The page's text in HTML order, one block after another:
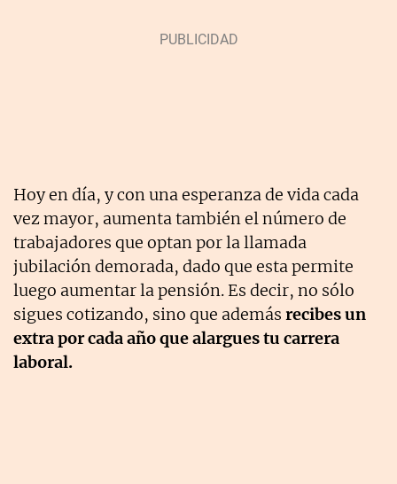
Hoy en día, y con una esperanza de vida cada
vez mayor, aumenta también el número de
trabajadores que optan por la llamada
jubilación demorada, dado que esta permite
luego aumentar la pensión. Es decir, no sólo
sigues cotizando, sino que además recibes un
extra por cada año que alargues tu carrera
laboral.